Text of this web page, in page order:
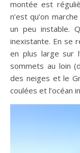
montée est
n’est qu’on
un peu instable.
inexistante. En se
en plus large sur
sommets au loin
des neiges et le
coulées et l’océan